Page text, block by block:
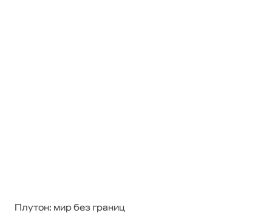
Плутон: мир без границ